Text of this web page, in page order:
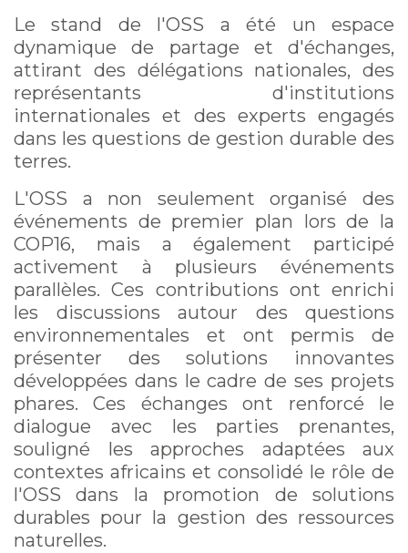
Le stand de l'OSS a été un espace
dynamique de partage et d'échanges,
attirant des délégations nationales, des
représentants d'institutions
internationales et des experts engagés
dans les questions de gestion durable des
terres.
L'OSS a non seulement organisé des
événements de premier plan lors de la
COP16, mais a également participé
activement à plusieurs événements
parallèles. Ces contributions ont enrichi
les discussions autour des questions
environnementales et ont permis de
présenter des solutions innovantes
développées dans le cadre de ses projets
phares. Ces échanges ont renforcé le
dialogue avec les parties prenantes,
souligné les approches adaptées aux
contextes africains et consolidé le rôle de
l'OSS dans la promotion de solutions
durables pour la gestion des ressources
naturelles.